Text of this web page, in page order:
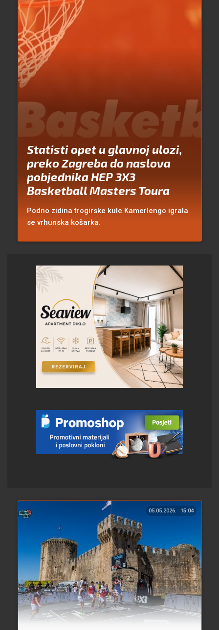
Statisti opet u glavnoj ulozi,
preko Zagreba do naslova
pobjednika HEP 3X3
Basketball Masters Toura
Podno zidina trogirske kule Kamerlengo igrala
se vrhunska košarka.
05.05.2026. 15:04